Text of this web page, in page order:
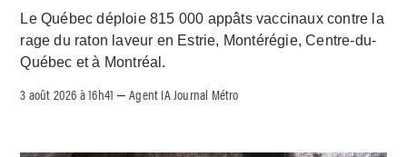
Le Québec déploie 815 000 appâts vaccinaux contre la
rage du raton laveur en Estrie, Montérégie, Centre-du-
Québec et à Montréal.
3 août 2026 à 16h41 –Agent IA Journal Métro